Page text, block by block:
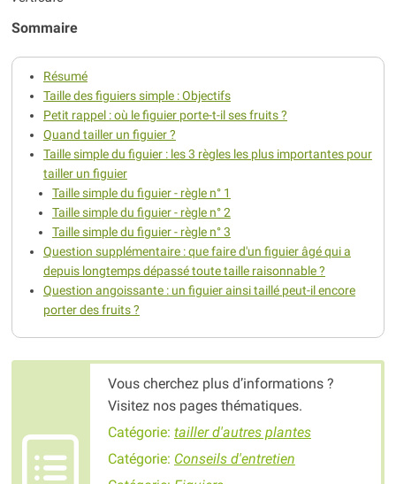
Sommaire
Résumé
Taille des figuiers simple : Objectifs
Petit rappel : où le figuier porte-t-il ses fruits ?
Quand tailler un figuier ?
Taille simple du figuier : les 3 règles les plus importantes pour
tailler un figuier
Taille simple du figuier - règle n° 1
Taille simple du figuier - règle n° 2
Taille simple du figuier - règle n° 3
Question supplémentaire : que faire d'un figuier âgé qui a
depuis longtemps dépassé toute taille raisonnable ?
Question angoissante : un figuier ainsi taillé peut-il encore
porter des fruits ?
Vous cherchez plus d’informations ?
Visitez nos pages thématiques.
Catégorie: tailler d'autres plantes
Catégorie: Conseils d'entretien